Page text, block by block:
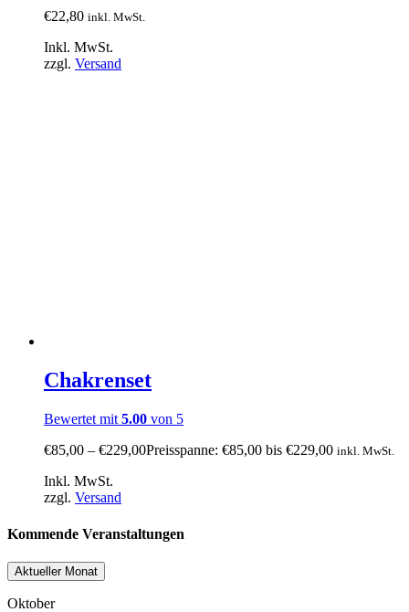
€22,80 inkl. MwSt.
Inkl. MwSt.
zzgl. Versand
Chakrenset
Bewertet mit 5.00 von 5
€85,00 – €229,00Preisspanne: €85,00 bis €229,00 inkl. MwSt.
Inkl. MwSt.
zzgl. Versand
Kommende Veranstaltungen
Aktueller Monat
Oktober